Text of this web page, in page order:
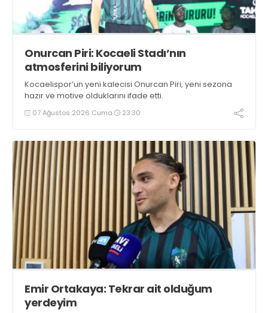
Onurcan Piri: Kocaeli Stadı’nın
atmosferini biliyorum
Kocaelispor’un yeni kalecisi Onurcan Piri, yeni sezona
hazır ve motive olduklarını ifade etti.
07 Ağustos 2026 Cuma 23:30
Emir Ortakaya: Tekrar ait olduğum
yerdeyim